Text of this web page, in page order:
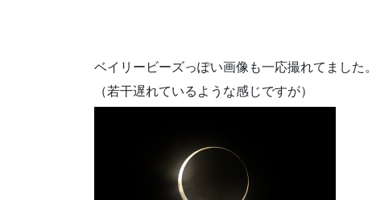
ベイリービーズっぽい画像も一応撮れてました。
（若干遅れているような感じですが）